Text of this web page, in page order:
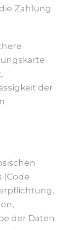
Zahlung
der
(Code
der Daten